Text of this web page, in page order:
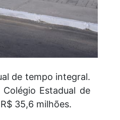
de tempo integral.
Estadual de
35,6 milhões.